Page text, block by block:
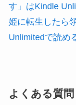
す」はKindle
姫に転生したら
Unlimitedで読め
よくある質問